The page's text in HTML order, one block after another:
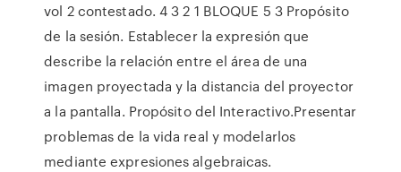
vol 2 contestado. 4 3 2 1 BLOQUE 5 3 Propósito
de la sesión. Establecer la expresión que
describe la relación entre el área de una
imagen proyectada y la distancia del proyector
a la pantalla. Propósito del Interactivo.Presentar
problemas de la vida real y modelarlos
mediante expresiones algebraicas.